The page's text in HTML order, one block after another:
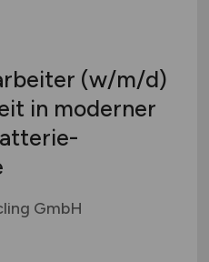
(w/m/d)
in moderner
GmbH